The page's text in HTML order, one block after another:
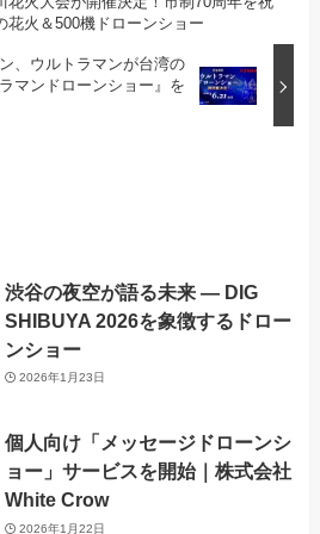
花火＆500機ドローンショー
、ウルトラマンが台湾の
マンドローンショー』を
渋谷の夜空が語る未来 ― DIG
SHIBUYA 2026を象徴するドロー
ンショー
2026年1月23日
個人向け「メッセージドローンシ
ョー」サービスを開始｜株式会社
White Crow
2026年1月22日